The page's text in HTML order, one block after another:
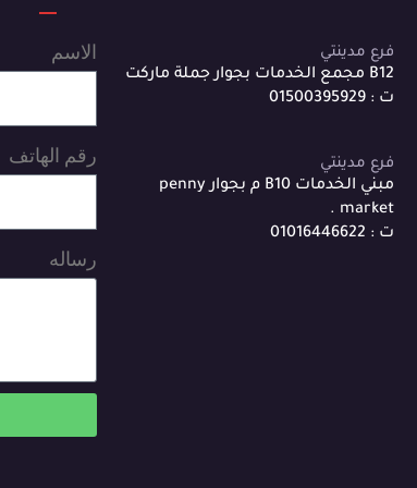
فرع مدينتي
B12 مجمع الخدمات بجوار جملة ماركت
ت : 01500395929
فرع مدينتي
مبني الخدمات B10 م بجوار penny
market .
ت : 01016446622
الاسم
رقم الهاتف
رساله